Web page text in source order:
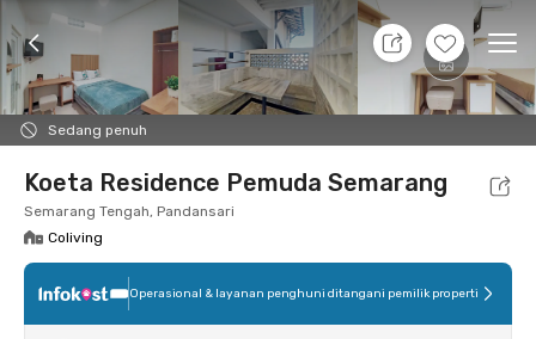
+8
Sedang penuh
7 Agt 26 - Belum tahu
Foto Fasilitas bersama Lokasi Kamar
Koeta Residence Pemuda Semarang
Semarang Tengah, Pandansari
Coliving
Operasional & layanan penghuni ditangani pemilik properti